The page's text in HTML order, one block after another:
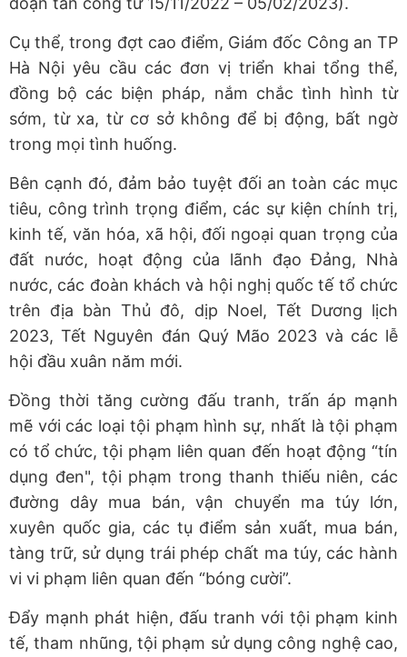
Cụ thể, trong đợt cao điểm, Giám đốc Công an TP
Hà Nội yêu cầu các đơn vị triển khai tổng thể,
đồng bộ các biện pháp, nắm chắc tình hình từ
sớm, từ xa, từ cơ sở không để bị động, bất ngờ
trong mọi tình huống.
Bên cạnh đó, đảm bảo tuyệt đối an toàn các mục
tiêu, công trình trọng điểm, các sự kiện chính trị,
kinh tế, văn hóa, xã hội, đối ngoại quan trọng của
đất nước, hoạt động của lãnh đạo Đảng, Nhà
nước, các đoàn khách và hội nghị quốc tế tổ chức
trên địa bàn Thủ đô, dịp Noel, Tết Dương lịch
2023, Tết Nguyên đán Quý Mão 2023 và các lễ
hội đầu xuân năm mới.
Đồng thời tăng cường đấu tranh, trấn áp mạnh
mẽ với các loại tội phạm hình sự, nhất là tội phạm
có tổ chức, tội phạm liên quan đến hoạt động “tín
dụng đen", tội phạm trong thanh thiếu niên, các
đường dây mua bán, vận chuyển ma túy lớn,
xuyên quốc gia, các tụ điểm sản xuất, mua bán,
tàng trữ, sử dụng trái phép chất ma túy, các hành
vi vi phạm liên quan đến “bóng cười”.
Đẩy mạnh phát hiện, đấu tranh với tội phạm kinh
tế, tham nhũng, tội phạm sử dụng công nghệ cao,